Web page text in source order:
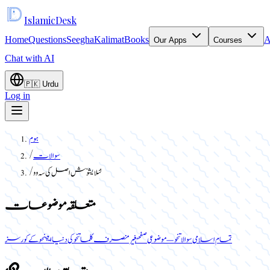
IslamicDesk
HomeQuestionsSeeghaKalimatBooks Our Apps Courses
Chat with AI
🇵🇰 Urdu
Log in
ہوم
/سوالات
/لئلا یشوّش اصل کی سہ وو
متعلقہ موضوعات
تمام اسلامی سوالاتنحو — موضوعی صفحہغیر منصرف کلماتنحو کی دنیا ایپنحو کے کورسز